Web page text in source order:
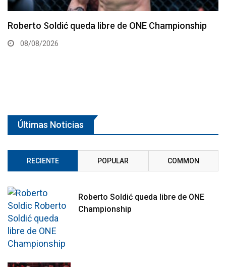
Kamaru Usman debe regresar al Peso Welter,
afirma representante
Últimas Noticias
RECIENTE POPULAR COMMON
Roberto Soldić queda libre de ONE
Championship